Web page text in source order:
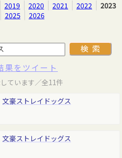
2019 2020 2021 2022
2023
2025 2026
果をツイート
ています／全11件
文豪ストレイドッグス
文豪ストレイドッグス